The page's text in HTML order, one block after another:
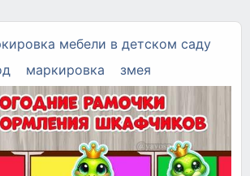
мебели в детском саду
маркировка змея